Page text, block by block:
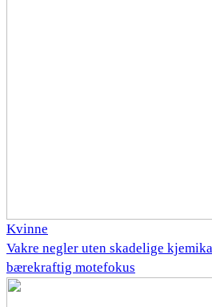
Kvinne
Vakre negler uten skadelige
bærekraftig motefokus